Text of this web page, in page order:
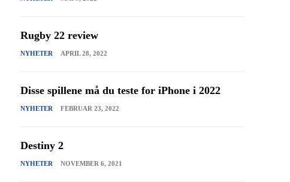
Rugby 22 review
NYHETER APRIL 28, 2022
Disse spillene må du teste for iPhone i 2022
NYHETER FEBRUAR 23, 2022
Destiny 2
NYHETER NOVEMBER 6, 2021